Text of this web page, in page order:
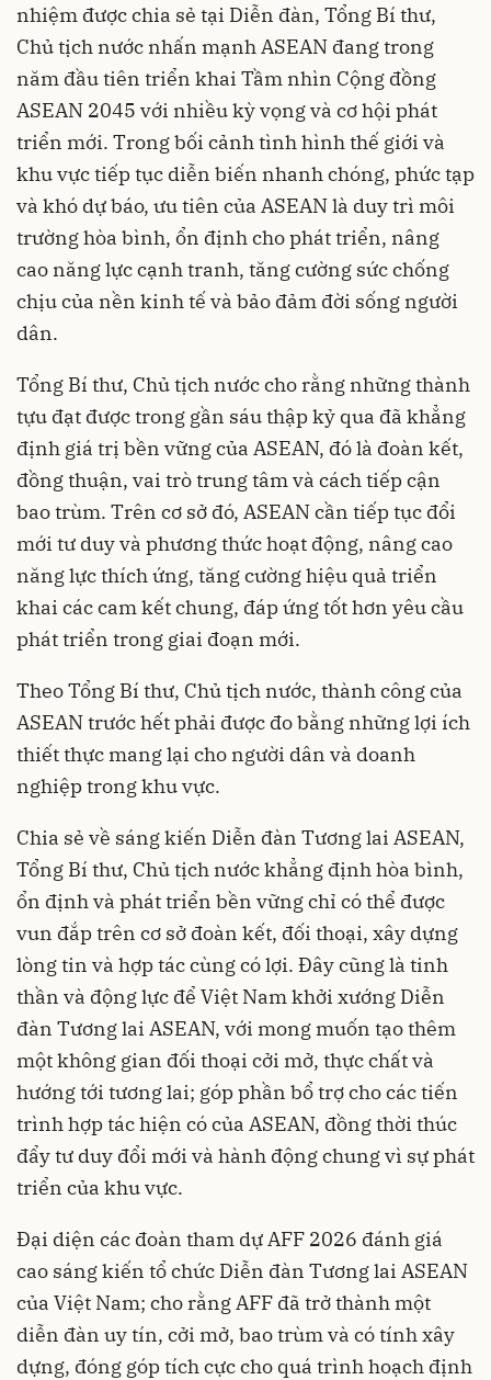
nhiệm được chia sẻ tại Diễn đàn, Tổng Bí thư,
Chủ tịch nước nhấn mạnh ASEAN đang trong
năm đầu tiên triển khai Tầm nhìn Cộng đồng
ASEAN 2045 với nhiều kỳ vọng và cơ hội phát
triển mới. Trong bối cảnh tình hình thế giới và
khu vực tiếp tục diễn biến nhanh chóng, phức tạp
và khó dự báo, ưu tiên của ASEAN là duy trì môi
trường hòa bình, ổn định cho phát triển, nâng
cao năng lực cạnh tranh, tăng cường sức chống
chịu của nền kinh tế và bảo đảm đời sống người
dân.
Tổng Bí thư, Chủ tịch nước cho rằng những thành
tựu đạt được trong gần sáu thập kỷ qua đã khẳng
định giá trị bền vững của ASEAN, đó là đoàn kết,
đồng thuận, vai trò trung tâm và cách tiếp cận
bao trùm. Trên cơ sở đó, ASEAN cần tiếp tục đổi
mới tư duy và phương thức hoạt động, nâng cao
năng lực thích ứng, tăng cường hiệu quả triển
khai các cam kết chung, đáp ứng tốt hơn yêu cầu
phát triển trong giai đoạn mới.
Theo Tổng Bí thư, Chủ tịch nước, thành công của
ASEAN trước hết phải được đo bằng những lợi ích
thiết thực mang lại cho người dân và doanh
nghiệp trong khu vực.
Chia sẻ về sáng kiến Diễn đàn Tương lai ASEAN,
Tổng Bí thư, Chủ tịch nước khẳng định hòa bình,
ổn định và phát triển bền vững chỉ có thể được
vun đắp trên cơ sở đoàn kết, đối thoại, xây dựng
lòng tin và hợp tác cùng có lợi. Đây cũng là tinh
thần và động lực để Việt Nam khởi xướng Diễn
đàn Tương lai ASEAN, với mong muốn tạo thêm
một không gian đối thoại cởi mở, thực chất và
hướng tới tương lai; góp phần bổ trợ cho các tiến
trình hợp tác hiện có của ASEAN, đồng thời thúc
đẩy tư duy đổi mới và hành động chung vì sự phát
triển của khu vực.
Đại diện các đoàn tham dự AFF 2026 đánh giá
cao sáng kiến tổ chức Diễn đàn Tương lai ASEAN
của Việt Nam; cho rằng AFF đã trở thành một
diễn đàn uy tín, cởi mở, bao trùm và có tính xây
dựng, đóng góp tích cực cho quá trình hoạch định